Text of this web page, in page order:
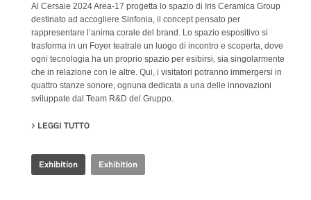
Al Cersaie 2024 Area-17 progetta lo spazio di Iris Ceramica Group
destinato ad accogliere Sinfonia, il concept pensato per
rappresentare l’anima corale del brand. Lo spazio espositivo si
trasforma in un Foyer teatrale un luogo di incontro e scoperta, dove
ogni tecnologia ha un proprio spazio per esibirsi, sia singolarmente
che in relazione con le altre. Qui, i visitatori potranno immergersi in
quattro stanze sonore, ognuna dedicata a una delle innovazioni
sviluppate dal Team R&D del Gruppo.
LEGGI TUTTO
Exhibition Exhibition